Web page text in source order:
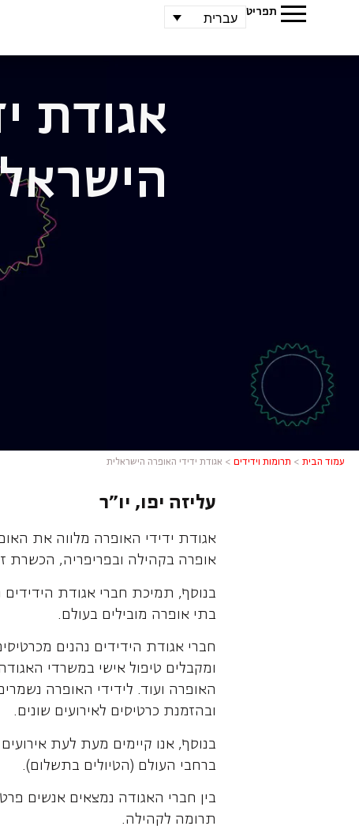
תפריט עברית
אגודת
עמוד הבית > תרומות וידידים > אגודת ידידי האופרה הישראלית
עליזה יפו, יו"ר
אגודת ידידי האופרה מלווה את
אופרה בקהילה ובפריפריה, הכשרת
בנוסף, תמיכת חברי אגודת
בתי אופרה מובילים בעולם.
חברי אגודת הידידים נהנים
ומקבלים טיפול אישי במשרדי
האופרה ועוד. לידידי האופרה
ובהזמנת כרטיסים לאירועים שונים.
בנוסף, אנו קיימים מעת לעת
ברחבי העולם (הטיולים בתשלום).
בין חברי האגודה נמצאים אנשים
תרומה לקהילה.